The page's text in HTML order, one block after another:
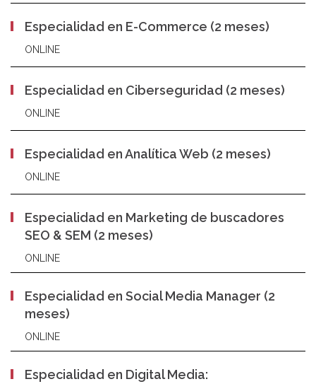
Especialidad en E-Commerce (2 meses)
ONLINE
Especialidad en Ciberseguridad (2 meses)
ONLINE
Especialidad en Analítica Web (2 meses)
ONLINE
Especialidad en Marketing de buscadores
SEO & SEM (2 meses)
ONLINE
Especialidad en Social Media Manager (2
meses)
ONLINE
Especialidad en Digital Media: